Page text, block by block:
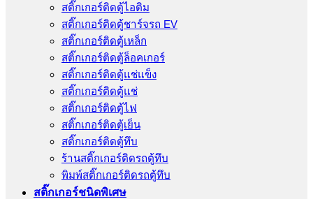
สติ๊กเกอร์ติดตู้ไอติม
สติ๊กเกอร์ติดตู้ชาร์จรถ EV
สติ๊กเกอร์ติดตู้เหล็ก
สติ๊กเกอร์ติดตู้ล็อคเกอร์
สติ๊กเกอร์ติดตู้แช่แข็ง
สติ๊กเกอร์ติดตู้แช่
สติ๊กเกอร์ติดตู้ไฟ
สติ๊กเกอร์ติดตู้เย็น
สติ๊กเกอร์ติดตู้ทึบ
ร้านสติ๊กเกอร์ติดรถตู้ทึบ
พิมพ์สติ๊กเกอร์ติดรถตู้ทึบ
สติ๊กเกอร์ชนิดพิเศษ